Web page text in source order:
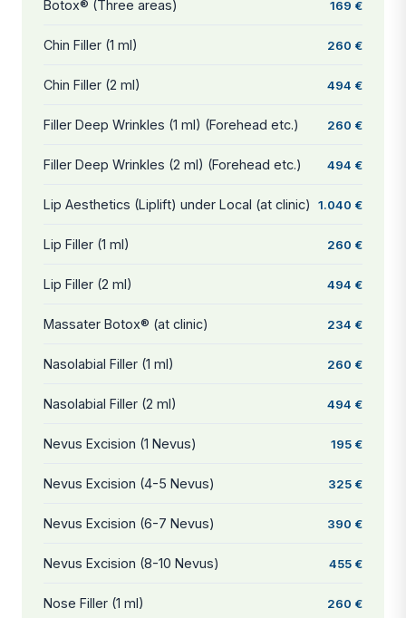
Botox® (Three areas) 169 €
Chin Filler (1 ml) 260 €
Chin Filler (2 ml) 494 €
Filler Deep Wrinkles (1 ml) (Forehead etc.) 260 €
Filler Deep Wrinkles (2 ml) (Forehead etc.) 494 €
Lip Aesthetics (Liplift) under Local (at clinic) 1.040 €
Lip Filler (1 ml) 260 €
Lip Filler (2 ml) 494 €
Massater Botox® (at clinic) 234 €
Nasolabial Filler (1 ml) 260 €
Nasolabial Filler (2 ml) 494 €
Nevus Excision (1 Nevus) 195 €
Nevus Excision (4-5 Nevus) 325 €
Nevus Excision (6-7 Nevus) 390 €
Nevus Excision (8-10 Nevus) 455 €
Nose Filler (1 ml) 260 €